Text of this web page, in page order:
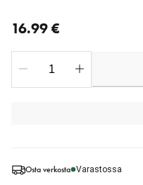
Osta verkosta Varastossa
16.99 €